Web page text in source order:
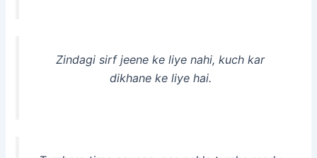
Zindagi sirf jeene ke liye nahi, kuch kar
dikhane ke liye hai.